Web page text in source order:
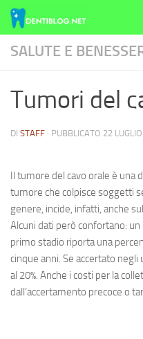
Skip to content
SALUTE E
Tumori del
DI STAFF · PUBBLICATO 22
Il tumore del cavo orale è una
tumore che colpisce soggetti
genere, incide, infatti, anche
Alcuni dati però confortano: un
primo stadio riporta una
cinque anni. Se accertato
al 20%. Anche i costi per la
dall’accertamento precoce o